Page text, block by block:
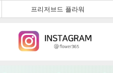
프리저브드 플라워